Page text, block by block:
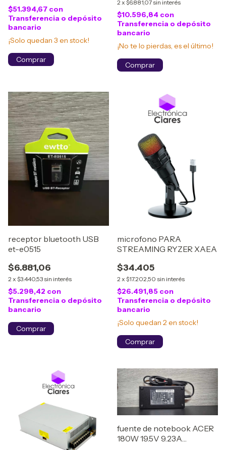
$51.394,67 con
Transferencia o depósito
bancario
¡Solo quedan 3 en stock!
2 x $6.881,07 sin interés
$10.596,84 con
Transferencia o depósito
bancario
¡No te lo pierdas, es el último!
receptor bluetooth USB
et-e0515
$6.881,06
2 x $3.440,53 sin interés
$5.298,42 con
Transferencia o depósito
bancario
microfono PARA
STREAMING RYZER XAEA
$34.405
2 x $17.202,50 sin interés
$26.491,85 con
Transferencia o depósito
bancario
¡Solo quedan 2en stock!
fuente de notebook ACER
180W 19.5V 9.23A